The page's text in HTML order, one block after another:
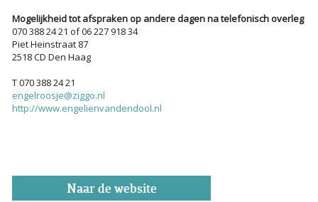
Mogelijkheid tot afspraken op andere dagen na telefonisch overleg
070 388 24 21 of 06 227 918 34
Piet Heinstraat 87
2518 CD Den Haag
T 070 388 24 21
engelroosje@ziggo.nl
http://www.engelienvandendool.nl
Naar de website